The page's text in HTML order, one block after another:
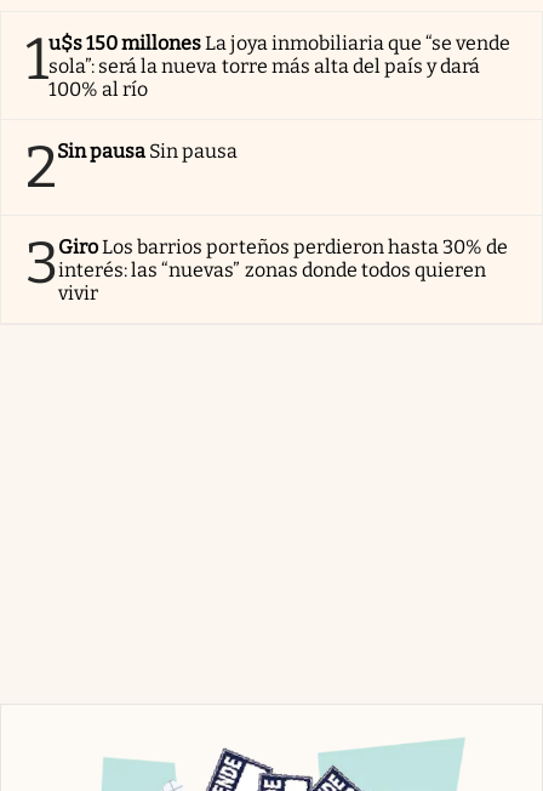
1u$s 150 millonesLa joya inmobiliaria que “se vende
sola”: será la nueva torre más alta del país y dará
100% al río
2Sin pausa Sin pausa
3GiroLos barrios porteños perdieron hasta 30% de
interés: las “nuevas” zonas donde todos quieren
vivir